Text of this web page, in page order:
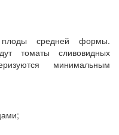
средней формы.
томаты сливовидных
минимальным